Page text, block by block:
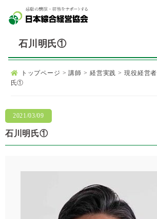
石川明氏①
トップページ >講師 > 経営実践 > 現役経営者
氏①
石川明氏①
2021/03/09